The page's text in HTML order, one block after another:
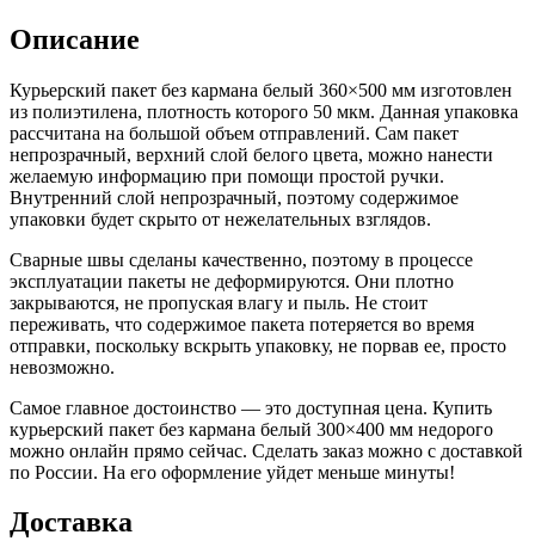
Описание
Курьерский пакет без кармана белый 360×500 мм изготовлен
из полиэтилена, плотность которого 50 мкм. Данная упаковка
рассчитана на большой объем отправлений. Сам пакет
непрозрачный, верхний слой белого цвета, можно нанести
желаемую информацию при помощи простой ручки.
Внутренний слой непрозрачный, поэтому содержимое
упаковки будет скрыто от нежелательных взглядов.
Сварные швы сделаны качественно, поэтому в процессе
эксплуатации пакеты не деформируются. Они плотно
закрываются, не пропуская влагу и пыль. Не стоит
переживать, что содержимое пакета потеряется во время
отправки, поскольку вскрыть упаковку, не порвав ее, просто
невозможно.
Самое главное достоинство — это доступная цена. Купить
курьерский пакет без кармана белый 300×400 мм недорого
можно онлайн прямо сейчас. Сделать заказ можно с доставкой
по России. На его оформление уйдет меньше минуты!
Доставка